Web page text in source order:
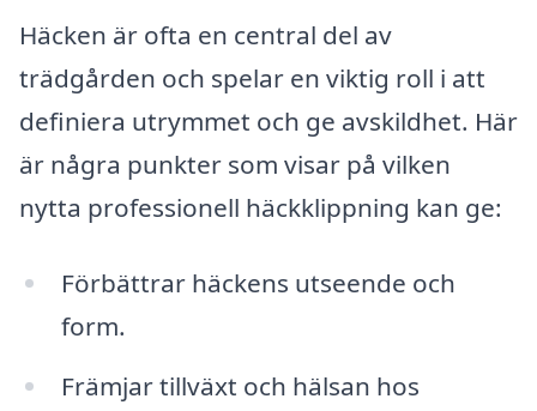
Häcken är ofta en central del av
trädgården och spelar en viktig roll i att
definiera utrymmet och ge avskildhet. Här
är några punkter som visar på vilken
nytta professionell häckklippning kan ge:
Förbättrar häckens utseende och
form.
Främjar tillväxt och hälsan hos